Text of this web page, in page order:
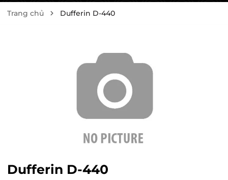
Trang chủ Dufferin D-440
Dufferin D-440